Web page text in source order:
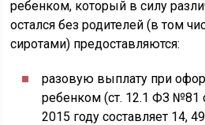
ребенком, который в силу
остался без родителей (в том
сиротами) предоставляются:
разовую выплату при
ребенком (ст. 12.1 ФЗ №81
2015 году составляет 14,